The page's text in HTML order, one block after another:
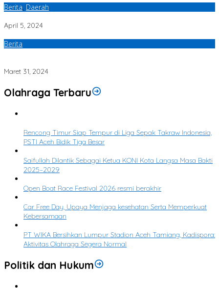
Berita, Daerah
April 5, 2024
Berita
Maret 31, 2024
Olahraga Terbaru
Rencong Timur Siap Tempur di Liga Sepak Takraw Indonesia,
PSTI Aceh Bidik Tiga Besar
Saifullah Dilantik Sebagai Ketua KONI Kota Langsa Masa Bakti
2025–2029
Open Boat Race Festival 2026 resmi berakhir
Car Free Day, Upaya Menjaga kesehatan Serta Memperkuat
Kebersamaan
PT WIKA Bersihkan Lumpur Stadion Aceh Tamiang, Kadispora:
Aktivitas Olahraga Segera Normal
Politik dan Hukum